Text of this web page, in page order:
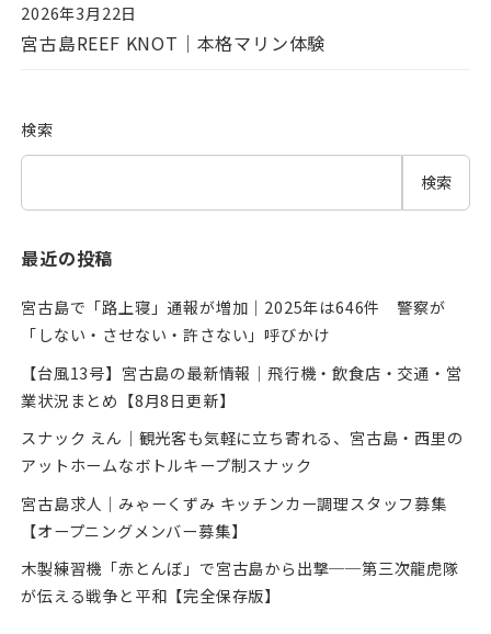
投稿日
2026年3月22日
宮古島REEF KNOT｜本格マリン体験
検索
検索
最近の投稿
宮古島で「路上寝」通報が増加｜2025年は646件 警察が
「しない・させない・許さない」呼びかけ
【台風13号】宮古島の最新情報｜飛行機・飲食店・交通・営
業状況まとめ【8月8日更新】
スナック えん｜観光客も気軽に立ち寄れる、宮古島・西里の
アットホームなボトルキープ制スナック
宮古島求人｜みゃーくずみ キッチンカー調理スタッフ募集
【オープニングメンバー募集】
木製練習機「赤とんぼ」で宮古島から出撃──第三次龍虎隊
が伝える戦争と平和【完全保存版】